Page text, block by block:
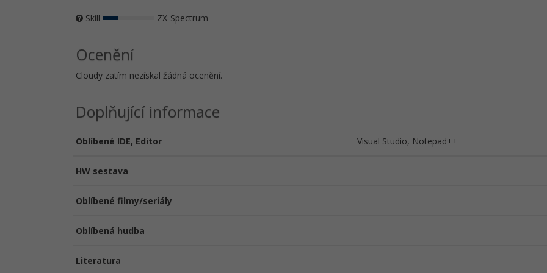
Skill ZX-Spectrum
Ocenění
Cloudy zatím nezískal žádná ocenění.
Doplňující informace
Oblíbené IDE, Editor Visual Studio, Notepad++
HW sestava
Oblíbené filmy/seriály
Oblíbená hudba
Literatura